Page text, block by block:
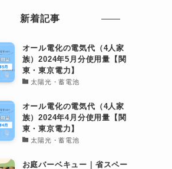
新着記事
オール電化の電気代（4人家
族）2024年5月分使用量【関
東・東京電力】
太陽光・蓄電池
オール電化の電気代（4人家
族）2024年4月分使用量【関
東・東京電力】
太陽光・蓄電池
お庭バーベキュー｜省スペー